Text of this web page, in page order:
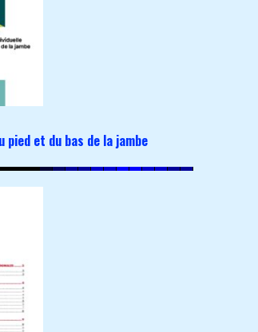
et du bas de la jambe